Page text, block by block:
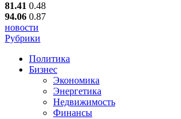
81.41 0.48
94.06 0.87
новости
Рубрики
Политика
Бизнес
Экономика
Энергетика
Недвижимость
Финансы